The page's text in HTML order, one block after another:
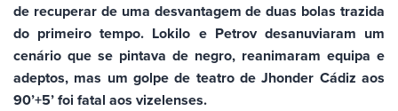
de recuperar de uma desvantagem de duas bolas trazida
do primeiro tempo. Lokilo e Petrov desanuviaram um
cenário que se pintava de negro, reanimaram equipa e
adeptos, mas um golpe de teatro de Jhonder Cádiz aos
90’+5’ foi fatal aos vizelenses.